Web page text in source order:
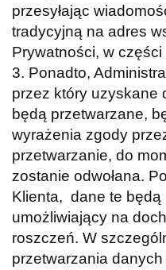
przesyłając
tradycyjną na adres
Prywatności, w części
3. Ponadto,
przez który uzyskane
będą przetwarzane,
wyrażenia zgody
przetwarzanie, do
zostanie odwołana.
Klienta, dane te będą
umożliwiający na
roszczeń. W
przetwarzania